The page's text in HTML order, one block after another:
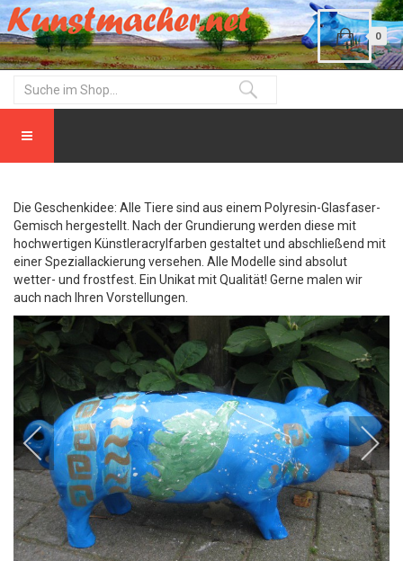
0
Die Geschenkidee: Alle Tiere sind aus einem Polyresin-Glasfaser-
Gemisch hergestellt. Nach der Grundierung werden diese mit
hochwertigen Künstleracrylfarben gestaltet und abschließend mit
einer Speziallackierung versehen. Alle Modelle sind absolut
wetter- und frostfest. Ein Unikat mit Qualität! Gerne malen wir
auch nach Ihren Vorstellungen.